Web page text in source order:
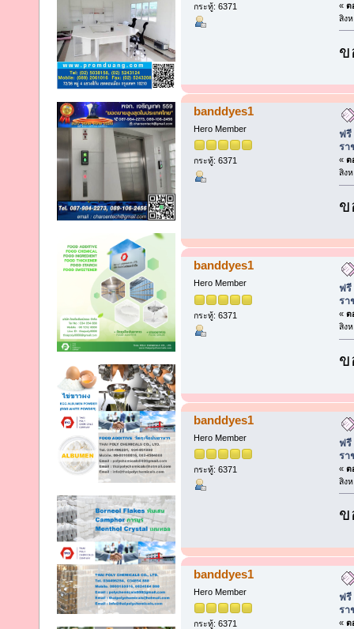
กระทู้: 6371 « ต
สิง
ข
banddyes1
Hero Member
กระทู้: 6371
ฟรี
รา
« ต
สิง
ข
banddyes1
Hero Member
กระทู้: 6371
ฟรี
รา
« ต
สิง
ข
banddyes1
Hero Member
กระทู้: 6371
ฟรี
รา
« ต
สิง
ข
banddyes1
Hero Member
กระทู้: 6371
ฟรี
รา
« ต